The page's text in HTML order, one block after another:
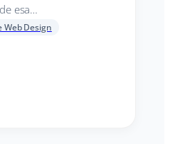
esa…
Web Design